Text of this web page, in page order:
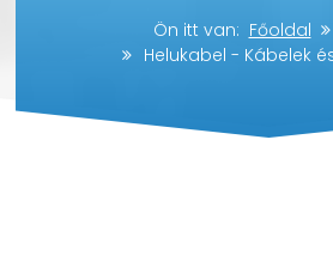
Ön itt van: Főoldal
Helukabel - Kábelek